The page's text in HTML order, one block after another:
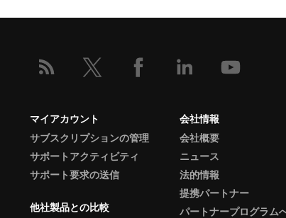
マイアカウント
サブスクリプションの管理
サポートアクティビティ
サポート要求の送信
他社製品との比較
会社情報
会社概要
ニュース
法的情報
提携パートナー
パートナープログラム